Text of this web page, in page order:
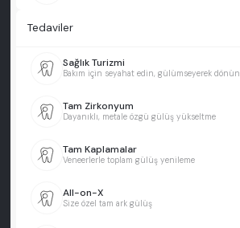
Tedaviler
Sağlık Turizmi
Bakım için seyahat edin, gülümseyerek dönün
Tam Zirkonyum
Dayanıklı, metale özgü gülüş yükseltme
Tam Kaplamalar
Veneerlerle toplam gülüş yenileme
All-on-X
Size özel tam ark gülüş